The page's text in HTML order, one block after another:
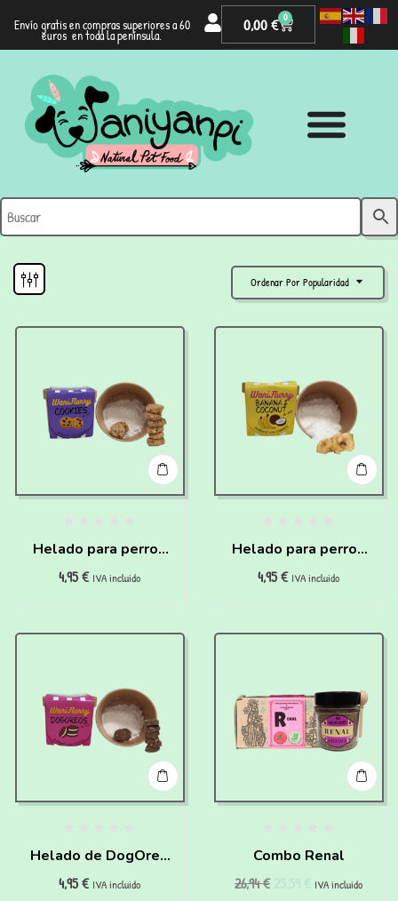
Envío gratis en compras superiores a 60
euros en toda la península.
0,00€ 0
Ordenar Por Popularidad
Helado para perros
de Cookies para
4,95€ IVA incluido
Helado para perros
de Coco y Plátano
4,95€ IVA incluido
Helado de DogOreo
Para Perros Y Gatos
4,95€ IVA incluido
Combo Renal
26,94€ IVA incluido